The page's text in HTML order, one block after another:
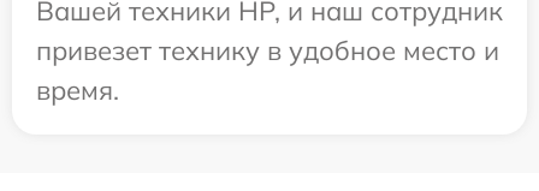
Вашей техники HP, и наш сотрудник
привезет технику в удобное место и
время.